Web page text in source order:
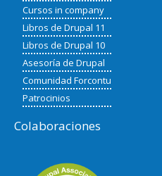
Cursos in company
Libros de Drupal 11
Libros de Drupal 10
Asesoría de Drupal
Comunidad Forcontu
Patrocinios
Colaboraciones